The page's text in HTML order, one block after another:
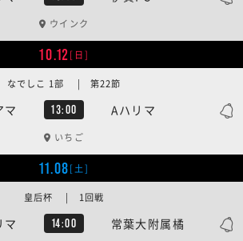
ウインク
10.12[日]
マ 13:00 Aハリマ
なでしこ 1部 | 第22節
いちご
11.08[土]
マ 14:00 常葉大附属橘
皇后杯 | 1回戦